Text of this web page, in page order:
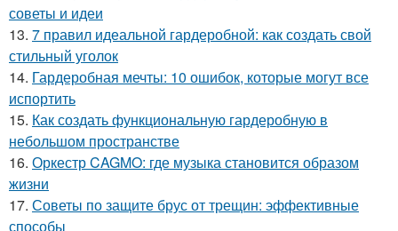
советы и идеи
13. 7 правил идеальной гардеробной: как создать свой
стильный уголок
14. Гардеробная мечты: 10 ошибок, которые могут все
испортить
15. Как создать функциональную гардеробную в
небольшом пространстве
16. Оркестр CAGMO: где музыка становится образом
жизни
17. Советы по защите брус от трещин: эффективные
способы